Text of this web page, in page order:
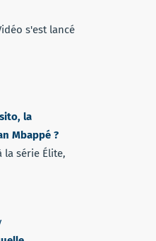
s'est lancé
la
Mbappé ?
la série Élite,